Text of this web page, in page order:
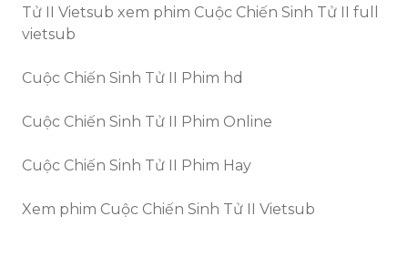
Tử II Vietsub xem phim Cuộc Chiến Sinh Tử II full
vietsub
Cuộc Chiến Sinh Tử II Phim hd
Cuộc Chiến Sinh Tử II Phim Online
Cuộc Chiến Sinh Tử II Phim Hay
Xem phim Cuộc Chiến Sinh Tử II Vietsub